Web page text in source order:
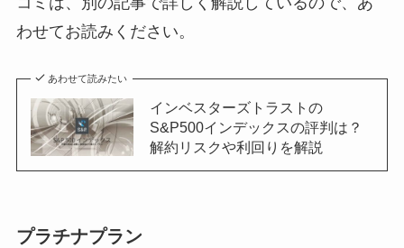
わせてお読みください。
あわせて読みたい
インベスターズトラストの
S&P500インデックスの評判は？
解約リスクや利回りを解説
プラチナプラン